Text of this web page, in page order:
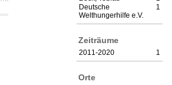
1
Deutsche
Welthungerhilfe e.V.
Zeiträume
1
2011-2020
Orte